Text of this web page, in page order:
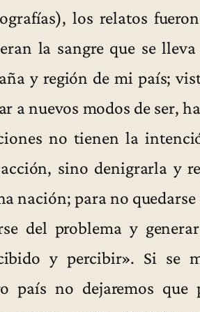
los relatos
la sangre que se
y región de mi país;
a nuevos modos de ser,
no tienen la
sino denigrarla y
nación; para no quedarse
del problema y
y percibir». Si se
país no dejaremos que